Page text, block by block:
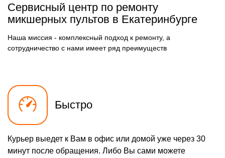
Сервисный центр по ремонту
микшерных пультов в Екатеринбурге
Наша миссия - комплексный подход к ремонту, а
сотрудничество с нами имеет ряд преимуществ
Быстро
Курьер выедет к Вам в офис или домой уже через 30
минут после обращения. Либо Вы сами можете